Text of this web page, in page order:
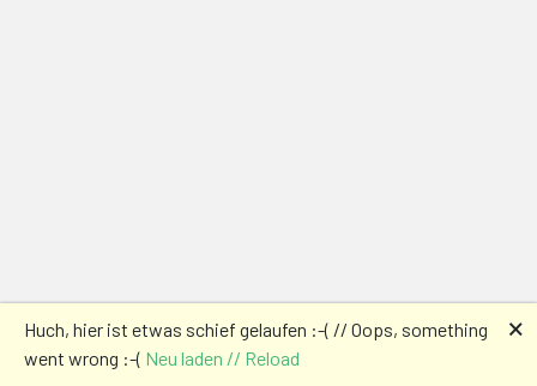
Huch, hier ist etwas schief gelaufen :-( // Oops, something
went wrong :-( Neu laden // Reload
🗙